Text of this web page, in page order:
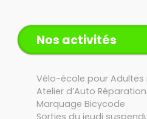
Nos activités
Vélo-école pour Adultes
Atelier d’Auto Réparation
Marquage Bicycode